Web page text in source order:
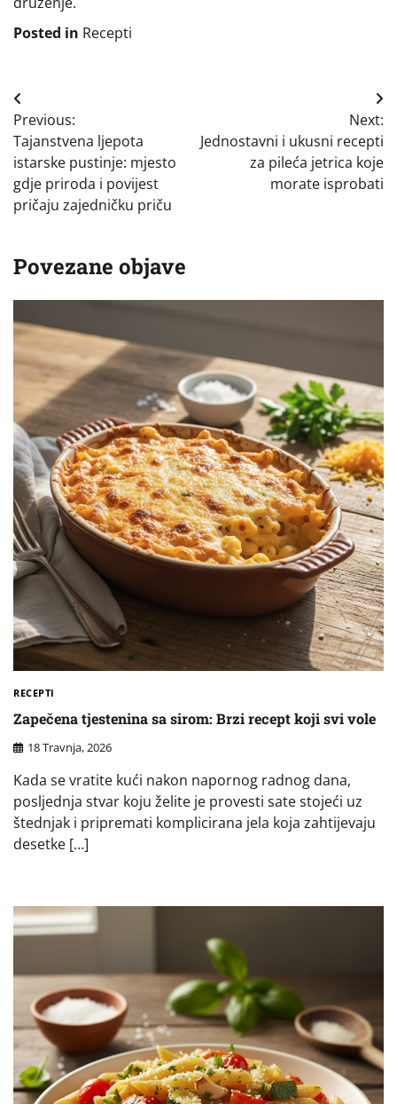
Posted in Recepti
Navigacija
objava
Previous:
Tajanstvena ljepota
istarske pustinje: mjesto
gdje priroda i povijest
pričaju zajedničku priču
Next:
Jednostavni i ukusni recepti
za pileća jetrica koje
morate isprobati
Povezane objave
RECEPTI
Zapečena tjestenina sa sirom: Brzi recept koji svi vole
18 Travnja, 2026
Kada se vratite kući nakon napornog radnog dana,
posljednja stvar koju želite je provesti sate stojeći uz
štednjak i pripremati komplicirana jela koja zahtijevaju
desetke […]